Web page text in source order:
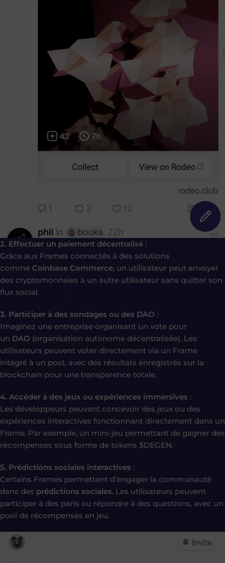
2. Effectuer un paiement décentralisé :
Grâce aux Frames connectés à des solutions
comme Coinbase Commerce, un utilisateur peut envoyer
des cryptomonnaies à un autre utilisateur sans quitter son
flux social.
3. Participer à des sondages ou des DAO :
Imaginez une entreprise organisant un vote pour
un DAO (organisation autonome décentralisée). Les
utilisateurs peuvent voter directement via un Frame
intégré à un post, avec des résultats enregistrés sur la
blockchain pour une transparence totale.
4. Accéder à des jeux ou expériences immersives :
Les développeurs peuvent concevoir des jeux ou des
expériences interactives fonctionnant directement dans un
Frame. Par exemple, un mini-jeu permettant de gagner des
récompenses sous forme de tokens $DEGEN.
5. Prédictions sociales interactives :
Certains Frames permettent d’engager la communauté
dans des prédictions sociales. Les utilisateurs peuvent
participer à des paris ou répondre à des questions, avec un
pool de récompenses en jeu.